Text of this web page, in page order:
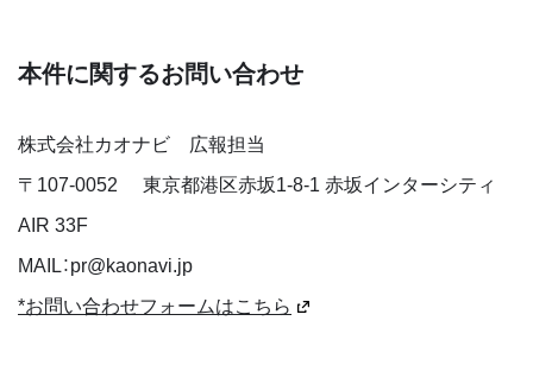
本件に関するお問い合わせ
株式会社カオナビ 広報担当
〒 107-0052
東京都港区赤坂1-8-1 赤坂インターシティ
AIR 33F
MAIL：pr@kaonavi.jp
*お問い合わせフォームはこちら